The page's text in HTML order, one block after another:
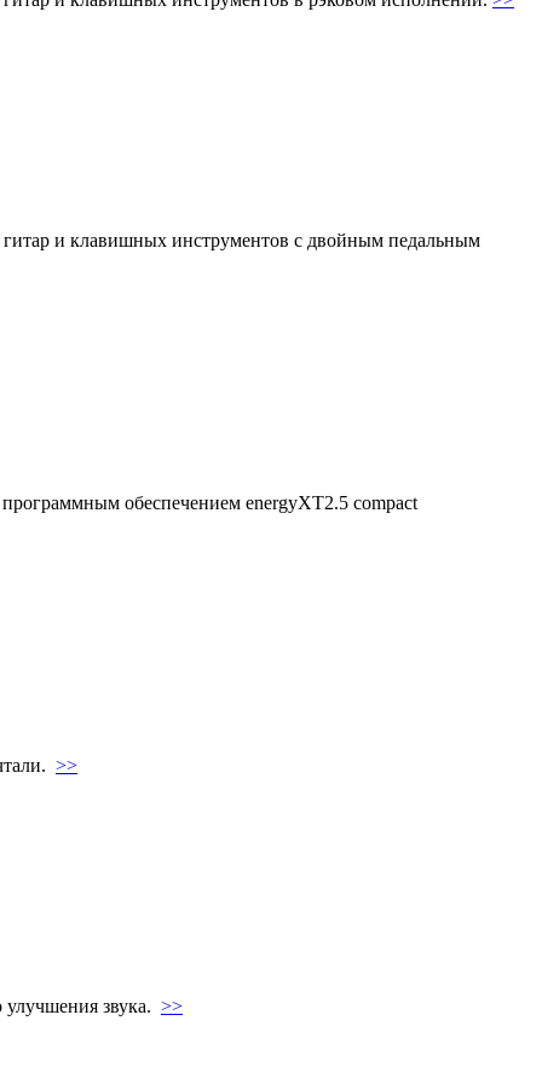
и клавишных инструментов с двойным педальным
обеспечением energyXT2.5 compact
>>
звука. >>